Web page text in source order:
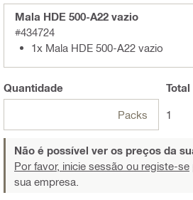
Mala HDE 500-A22 vazio
#434724
1x Mala HDE 500-A22 vazio
Quantidade
Packs
Total
1
Não é possível ver os preços da
Por favor, inicie sessão ou registe-se
sua empresa.